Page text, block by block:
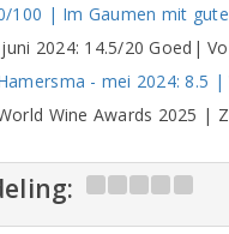
100 | Im Gaumen mit
2024: 14.5/20 Goed|
- mei 2024: 8.5
Wine Awards 2025 |